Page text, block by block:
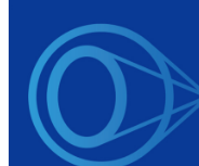
店舗を探す
店舗検索/来店予約
商品を探す